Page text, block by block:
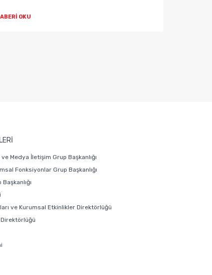
OKU
Medya İletişim Grup Başkanlığı
Fonksiyonlar Grup Başkanlığı
ve Kurumsal Etkinlikler Direktörlüğü
Direktörlüğü